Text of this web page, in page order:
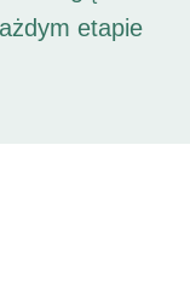
etapie